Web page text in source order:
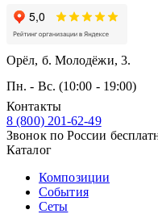
Орёл, б. Молодёжи, 3.
Пн. - Вс. (10:00 - 19:00)
Контакты
8 (800) 201-62-49
Звонок по России
Каталог
Композиции
События
Сеты